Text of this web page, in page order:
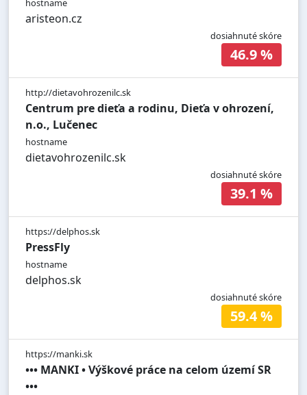
hostname
aristeon.cz
dosiahnuté skóre
46.9 %
http://dietavohrozenilc.sk
Centrum pre dieťa a rodinu, Dieťa v ohrození,
n.o., Lučenec
hostname
dietavohrozenilc.sk
dosiahnuté skóre
39.1 %
https://delphos.sk
PressFly
hostname
delphos.sk
dosiahnuté skóre
59.4 %
https://manki.sk
••• MANKI • Výškové práce na celom území SR
•••